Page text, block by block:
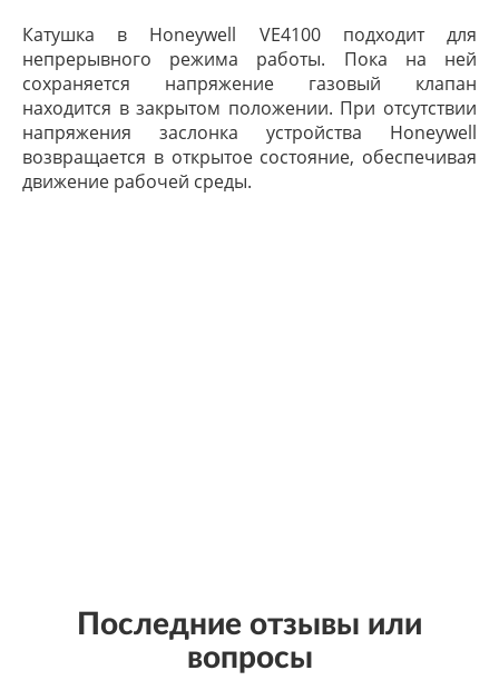
Катушка в Honeywell VE4100 подходит для
непрерывного режима работы. Пока на ней
сохраняется напряжение газовый клапан
находится в закрытом положении. При отсутствии
напряжения заслонка устройства Honeywell
возвращается в открытое состояние, обеспечивая
движение рабочей среды.
Последние отзывы или
вопросы